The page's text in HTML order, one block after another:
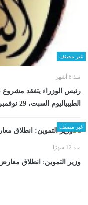
غير مصنف
منذ 8 أشهر
الطيبياليوم السبت، 29 نوفمبر 2025 11:50 صـ
غير مصنف
منذ 12 شهرًا
وزير التموين: انطلاق معارض أهلًا مدارس